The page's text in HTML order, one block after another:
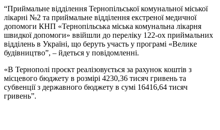
“Приймальне відділення Тернопільської комунальної міської
лікарні №2 та приймальне відділення екстреної медичної
допомоги КНП «Тернопільська міська комунальна лікарня
швидкої допомоги» ввійшли до переліку 122-ох приймальних
відділень в Україні, що беруть участь у програмі «Велике
будівництво”, – йдеться у повідомленні.
«В Тернополі проєкт реалізовується за рахунок коштів з
місцевого бюджету в розмірі 4230,36 тисяч гривень та
субвенції з державного бюджету в сумі 16416,64 тисяч
гривень”.